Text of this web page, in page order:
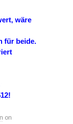
wäre
für beide.
on